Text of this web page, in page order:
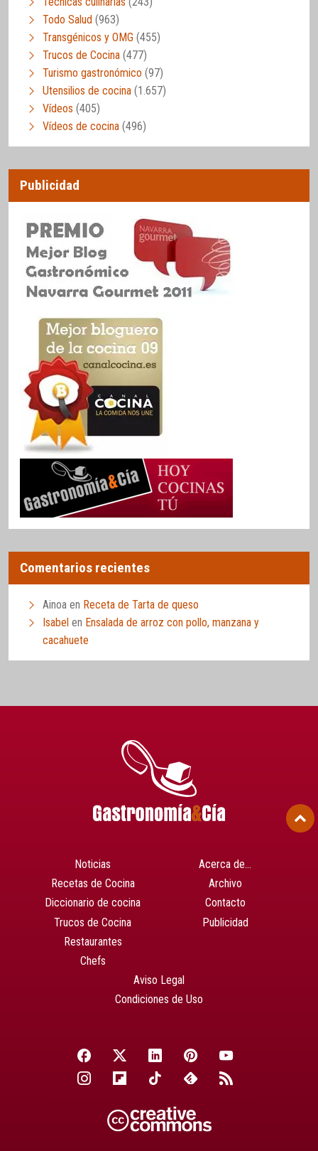
Todo Salud (963)
Transgénicos y OMG (455)
Trucos de Cocina (477)
Turismo gastronómico (97)
Utensilios de cocina (1.657)
Vídeos (405)
Vídeos de cocina (496)
Publicidad
Comentarios recientes
Ainoa en Receta de Tarta de queso
Isabel en Ensalada de arroz con pollo, manzana y
cacahuete
Noticias
Recetas de Cocina
Diccionario de cocina
Trucos de Cocina
Restaurantes
Chefs
Acerca de…
Archivo
Contacto
Publicidad
Aviso Legal
Condiciones de Uso